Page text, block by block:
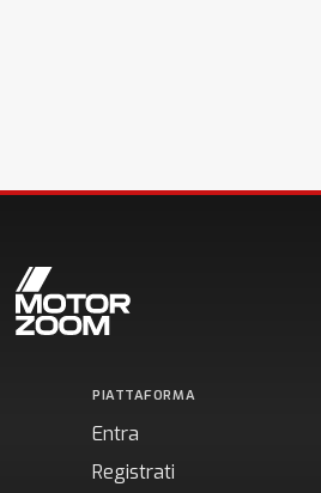
PIATTAFORMA
Entra
Registrati